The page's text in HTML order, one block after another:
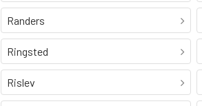
Randers
Ringsted
Rislev